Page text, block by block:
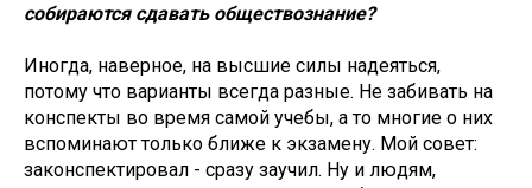
собираются сдавать обществознание?
Иногда, наверное, на высшие силы надеяться,
потому что варианты всегда разные. Не забивать на
конспекты во время самой учебы, а то многие о них
вспоминают только ближе к экзамену. Мой совет:
законспектировал - сразу заучил. Ну и людям,